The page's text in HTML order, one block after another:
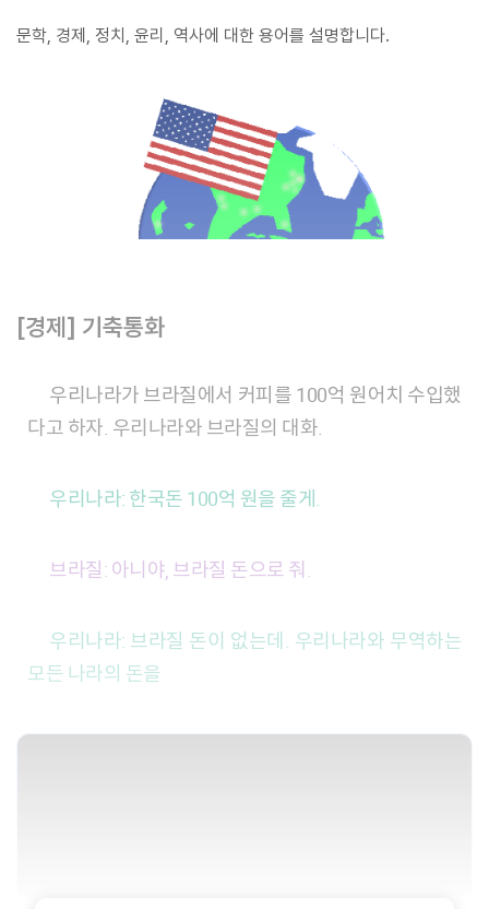
문학, 경제, 정치, 윤리, 역사에 대한 용어를 설명합니다.
[경제] 기축통화
우리나라가 브라질에서 커피를 100억 원어치 수입했
다고 하자. 우리나라와 브라질의 대화.
우리나라: 한국돈 100억 원을 줄게.
브라질: 아니야, 브라질 돈으로 줘.
우리나라: 브라질 돈이 없는데. 우리나라와 무역하는
모든 나라의 돈을